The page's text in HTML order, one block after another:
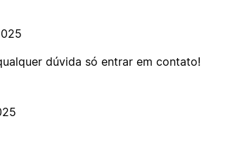
dúvida só entrar em contato!